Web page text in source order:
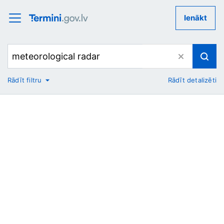
Ienākt
No
Rādīt filtru Rādīt detalizēti